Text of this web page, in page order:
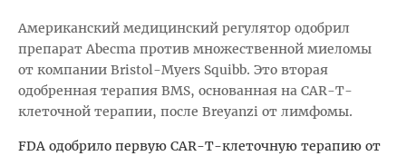
Американский медицинский регулятор одобрил
препарат Abecma против множественной миеломы
от компании Bristol-Myers Squibb. Это вторая
одобренная терапия BMS, основанная на CAR-T-
клеточной терапии, после Breyanzi от лимфомы.
FDA одобрило первую CAR-T-клеточную терапию от